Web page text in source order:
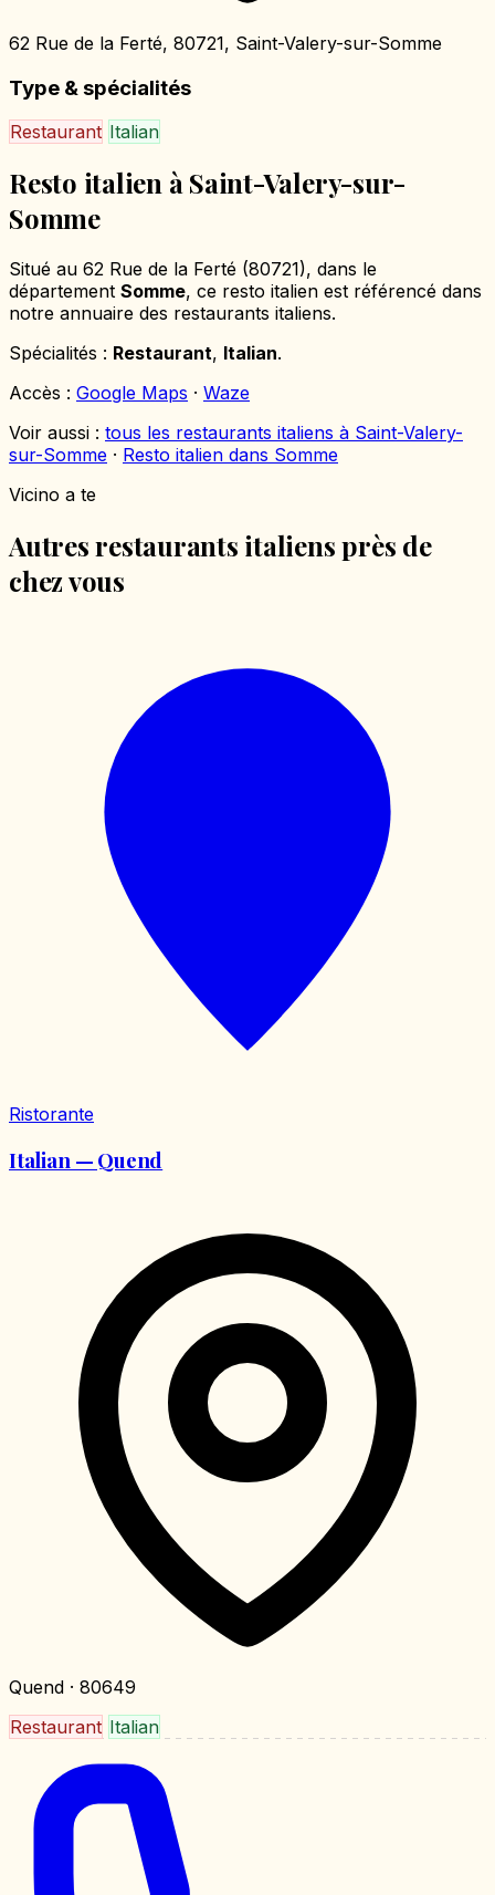
62 Rue de la Ferté, 80721, Saint-Valery-sur-Somme
Type & spécialités
Restaurant Italian
Resto italien à Saint-Valery-sur-
Somme
Situé au 62 Rue de la Ferté (80721), dans le
département Somme, ce resto italien est référencé dans
notre annuaire des restaurants italiens.
Spécialités : Restaurant, Italian.
Accès : Google Maps · Waze
Voir aussi : tous les restaurants italiens à Saint-Valery-
sur-Somme · Resto italien dans Somme
Vicino a te
Autres restaurants italiens près de
chez vous
Ristorante
Italian — Quend
Quend · 80649
Restaurant Italian